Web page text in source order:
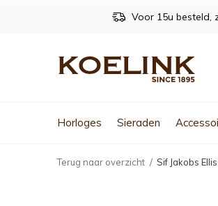
Horloges Sieraden
Voor 15u besteld,
Terug naar overzicht Sif Jakobs